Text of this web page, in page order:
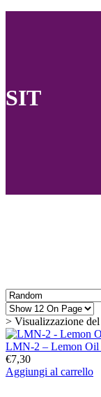
SIT
> Visualizzazione
LMN-2 – Lemon Oil
€7,30
Aggiungi al carrello